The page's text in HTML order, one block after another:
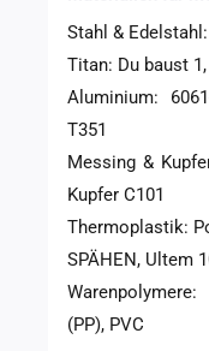
Stahl &
Titan: Du baust
Aluminium:
T351
Messing &
Kupfer C101
Thermoplastik:
SPÄHEN, Ultem
(PP), PVC